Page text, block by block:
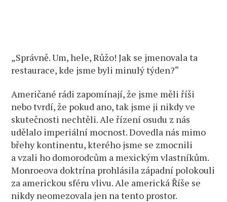
„Správně. Um, hele, Růžo! Jak se jmenovala ta
restaurace, kde jsme byli minulý týden?“
Američané rádi zapomínají, že jsme měli říši
nebo tvrdí, že pokud ano, tak jsme ji nikdy ve
skutečnosti nechtěli. Ale řízení osudu z nás
udělalo imperiální mocnost. Dovedla nás mimo
břehy kontinentu, kterého jsme se zmocnili
a vzali ho domorodcům a mexickým vlastníkům.
Monroeova doktrína prohlásila západní polokouli
za americkou sféru vlivu. Ale americká Říše se
nikdy neomezovala jen na tento prostor.